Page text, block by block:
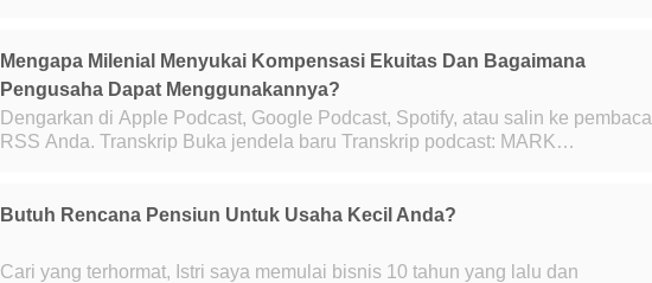
Mengapa Milenial Menyukai Kompensasi Ekuitas Dan Bagaimana
Pengusaha Dapat Menggunakannya?
Dengarkan di Apple Podcast, Google Podcast, Spotify, atau salin ke pembaca
RSS Anda. Transkrip Buka jendela baru Transkrip podcast: MARK
Butuh Rencana Pensiun Untuk Usaha Kecil Anda?
Cari yang terhormat, Istri saya memulai bisnis 10 tahun yang lalu dan